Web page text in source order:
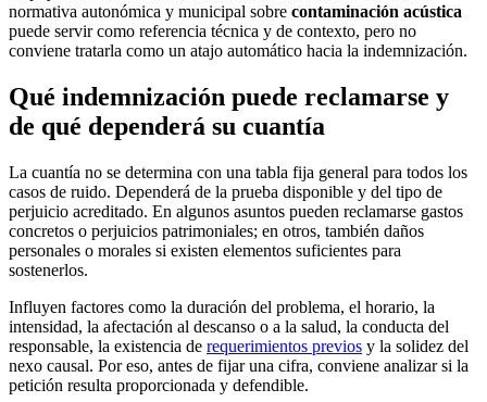
normativa autonómica y municipal sobre contaminación acústica
puede servir como referencia técnica y de contexto, pero no
conviene tratarla como un atajo automático hacia la indemnización.
Qué indemnización puede reclamarse y
de qué dependerá su cuantía
La cuantía no se determina con una tabla fija general para todos los
casos de ruido. Dependerá de la prueba disponible y del tipo de
perjuicio acreditado. En algunos asuntos pueden reclamarse gastos
concretos o perjuicios patrimoniales; en otros, también daños
personales o morales si existen elementos suficientes para
sostenerlos.
Influyen factores como la duración del problema, el horario, la
intensidad, la afectación al descanso o a la salud, la conducta del
responsable, la existencia de requerimientos previos y la solidez del
nexo causal. Por eso, antes de fijar una cifra, conviene analizar si la
petición resulta proporcionada y defendible.